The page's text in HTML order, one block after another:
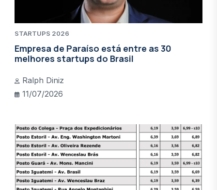
STARTUPS 2026
Empresa de Paraíso está entre as 30
melhores startups do Brasil
Ralph Diniz
11/07/2026